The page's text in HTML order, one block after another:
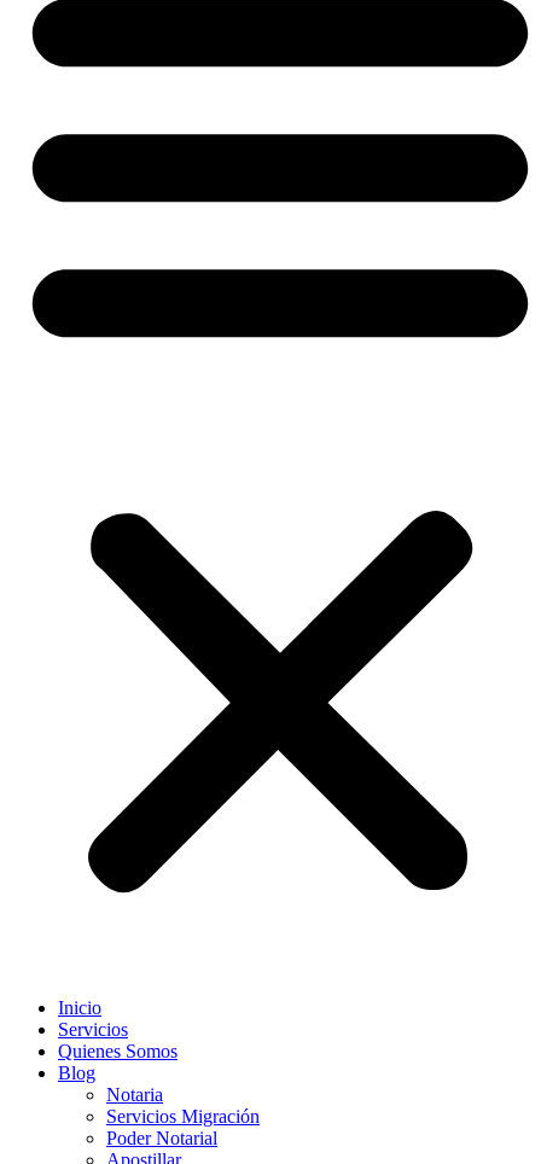
Inicio
Servicios
Quienes Somos
Blog
Notaria
Servicios Migración
Poder Notarial
Apostillar